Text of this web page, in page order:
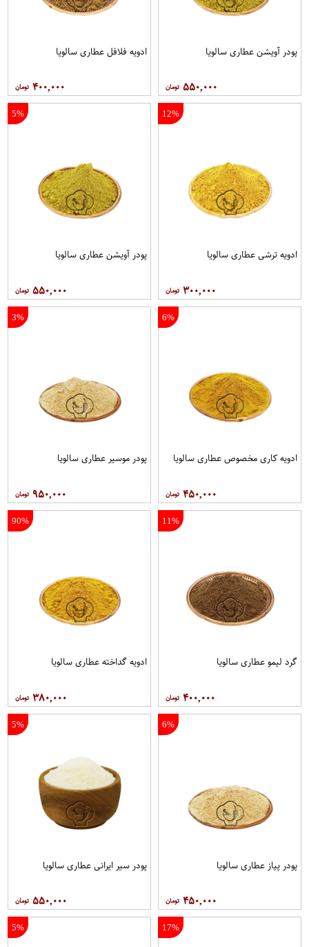
پودر آویشن عطاری سالویا
۵۵۰,۰۰۰
ادویه فلافل عطاری سالویا
۴۰۰,۰۰۰
12%
ادویه ترشی عطاری سالویا
۳۰۰,۰۰۰
5%
پودر آویشن عطاری سالویا
۵۵۰,۰۰۰
6%
ادویه کاری مخصوص عطاری سالویا
۴۵۰,۰۰۰
3%
پودر موسیر عطاری سالویا
۹۵۰,۰۰۰
11%
گرد لیمو عطاری سالویا
۴۰۰,۰۰۰
90%
ادویه گداخته عطاری سالویا
۳۸۰,۰۰۰
6%
پودر پیاز عطاری سالویا
۴۵۰,۰۰۰
5%
پودر سیر ایرانی عطاری سالویا
۵۵۰,۰۰۰
17%
5%